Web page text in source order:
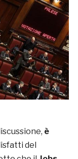
è
del